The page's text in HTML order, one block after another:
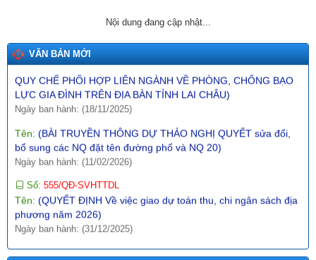
Nội dung đang cập nhật...
VĂN BẢN MỚI
BỔ SUNG MỘT SỐ ĐIỀU CỦA QUYẾT ĐỊNH SỐ 21/2017/QĐ-
QUY CHẾ PHỐI HỢP LIÊN NGÀNH VỀ PHÒNG, CHỐNG BẠO
LỰC GIA ĐÌNH TRÊN ĐỊA BÀN TỈNH LAI CHÂU)
Ngày ban hành: (18/11/2025)
Tên: (BÀI TRUYỀN THÔNG DỰ THẢO NGHỊ QUYẾT sửa đổi,
bổ sung các NQ đặt tên đường phố và NQ 20)
Ngày ban hành: (11/02/2026)
Số:555/QĐ-SVHTTDL
Tên: (QUYẾT ĐỊNH Về việc giao dự toán thu, chi ngân sách địa
phương năm 2026)
Ngày ban hành: (31/12/2025)
Số:289/2025/NĐ-CP
Tên: (NGHỊ ĐỊNH Hướng dẫn thi hành Nghị quyết số
197/2025/QH15 ngày 17 tháng 5 năm 2025 của Quốc hội về